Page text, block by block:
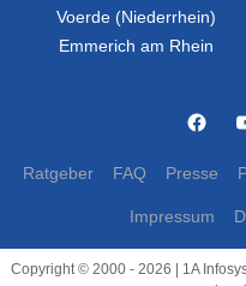
Voerde (Niederrhein)
Emmerich am Rhein
Ratgeber FAQ Presse
Impressum
Copyright © 2000 - 2026 | 1A